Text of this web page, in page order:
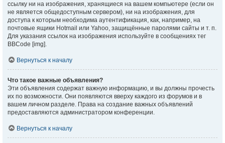
ссылку ни на изображения, хранящиеся на вашем компьютере (если он
не является общедоступным сервером), ни на изображения, для
доступа к которым необходима аутентификация, как, например, на
почтовые ящики Hotmail или Yahoo, защищённые паролями сайты и т. п.
Для указания ссылок на изображения используйте в сообщениях тег
BBCode [img].
Вернуться к началу
Что такое важные объявления?
Эти объявления содержат важную информацию, и вы должны прочесть
их по возможности. Они появляются вверху каждого из форумов и в
вашем личном разделе. Права на создание важных объявлений
предоставляются администратором конференции.
Вернуться к началу